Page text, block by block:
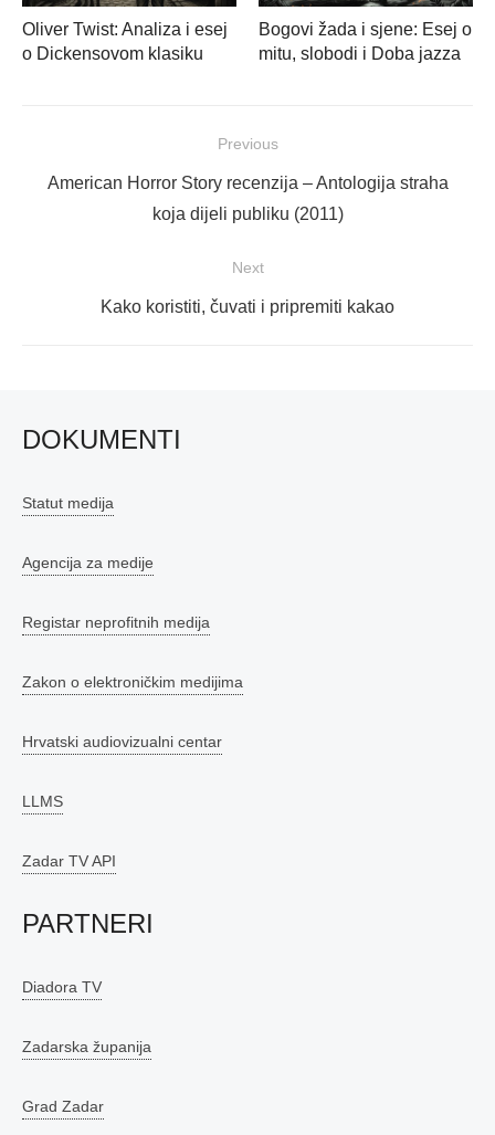
Oliver Twist: Analiza i esej
o Dickensovom klasiku
Bogovi žada i sjene: Esej o
mitu, slobodi i Doba jazza
objava
Previous
Previous
American Horror Story recenzija – Antologija straha
koja dijeli publiku (2011)
Next
Next
Kako koristiti, čuvati i pripremiti kakao
DOKUMENTI
Statut medija
Agencija za medije
Registar neprofitnih medija
Zakon o elektroničkim medijima
Hrvatski audiovizualni centar
LLMS
Zadar TV API
PARTNERI
Diadora TV
Zadarska županija
Grad Zadar